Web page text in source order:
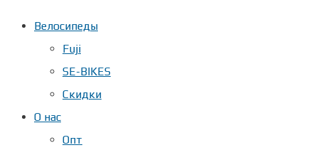
Велосипеды
Fuji
SE-BIKES
Скидки
О нас
Опт